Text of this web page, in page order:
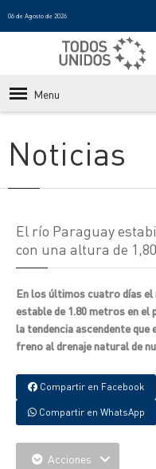
06 de Agosto de 2026
Menu
Noticias
El río Paraguay
con una altura de
En los últimos cuatro días el
estable de 1.80 metros en
la tendencia ascendente que
freno al drenaje natural de
Compartir en Facebook
Compartir en WhatsApp
Acciones